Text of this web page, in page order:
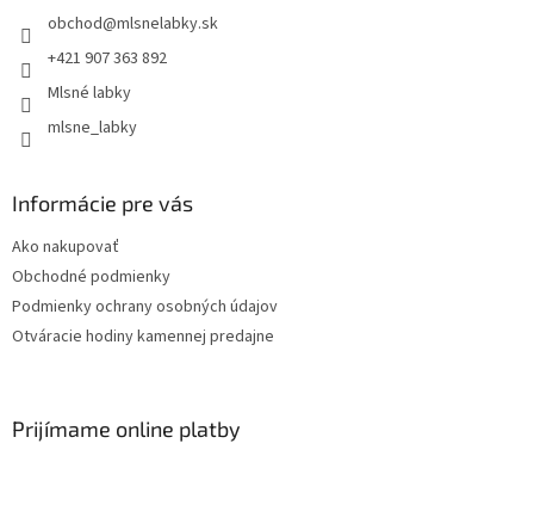
obchod@mlsnelabky.sk
+421 907 363 892
Mlsné labky
mlsne_labky
Informácie pre vás
Ako nakupovať
Obchodné podmienky
Podmienky ochrany osobných údajov
Otváracie hodiny kamennej predajne
Prijímame online platby